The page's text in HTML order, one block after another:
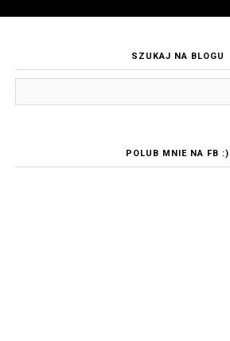
SZUKAJ NA BLOGU
POLUB MNIE NA FB :)